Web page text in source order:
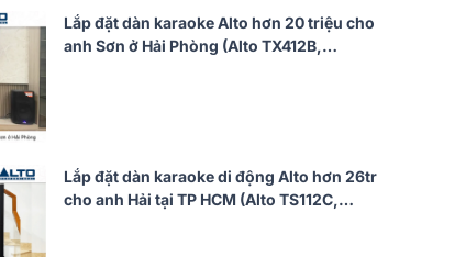
Lắp đặt dàn karaoke Alto hơn 20 triệu cho
anh Sơn ở Hải Phòng (Alto TX412B,
Lắp đặt dàn karaoke di động Alto hơn 26tr
cho anh Hải tại TP HCM (Alto TS112C,